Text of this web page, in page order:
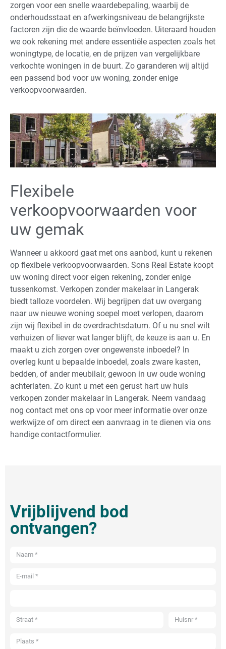
zorgen voor een snelle waardebepaling, waarbij de
onderhoudsstaat en afwerkingsniveau de belangrijkste
factoren zijn die de waarde beïnvloeden. Uiteraard houden
we ook rekening met andere essentiële aspecten zoals het
woningtype, de locatie, en de prijzen van vergelijkbare
verkochte woningen in de buurt. Zo garanderen wij altijd
een passend bod voor uw woning, zonder enige
verkoopvoorwaarden.
Flexibele
verkoopvoorwaarden voor
uw gemak
Wanneer u akkoord gaat met ons aanbod, kunt u rekenen
op flexibele verkoopvoorwaarden. Sons Real Estate koopt
uw woning direct voor eigen rekening, zonder enige
tussenkomst. Verkopen zonder makelaar in Langerak
biedt talloze voordelen. Wij begrijpen dat uw overgang
naar uw nieuwe woning soepel moet verlopen, daarom
zijn wij flexibel in de overdrachtsdatum. Of u nu snel wilt
verhuizen of liever wat langer blijft, de keuze is aan u. En
maakt u zich zorgen over ongewenste inboedel? In
overleg kunt u bepaalde inboedel, zoals zware kasten,
bedden, of ander meubilair, gewoon in uw oude woning
achterlaten. Zo kunt u met een gerust hart uw huis
verkopen zonder makelaar in Langerak. Neem vandaag
nog contact met ons op voor meer informatie over onze
werkwijze of om direct een aanvraag in te dienen via ons
handige contactformulier.
Vrijblijvend bod
ontvangen?